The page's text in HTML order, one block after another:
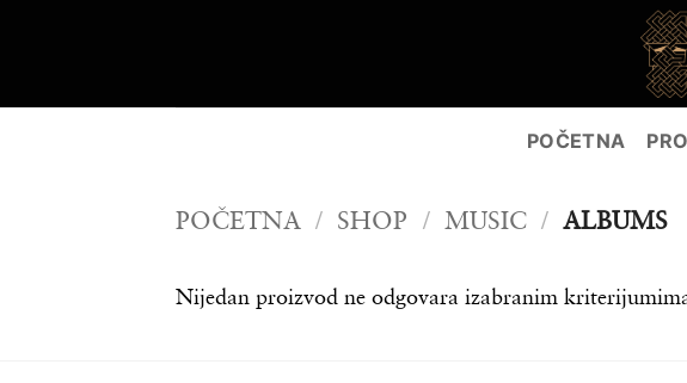
POČETNA
POČETNA / SHOP / MUSIC / ALBUMS
Nijedan proizvod ne odgovara izabranim